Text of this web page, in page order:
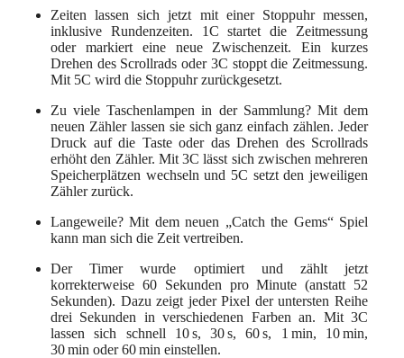
Zeiten lassen sich jetzt mit einer Stoppuhr messen,
inklusive Rundenzeiten. 1C startet die Zeitmessung
oder markiert eine neue Zwischenzeit. Ein kurzes
Drehen des Scrollrads oder 3C stoppt die Zeitmessung.
Mit 5C wird die Stoppuhr zurückgesetzt.
Zu viele Taschenlampen in der Sammlung? Mit dem
neuen Zähler lassen sie sich ganz einfach zählen. Jeder
Druck auf die Taste oder das Drehen des Scrollrads
erhöht den Zähler. Mit 3C lässt sich zwischen mehreren
Speicherplätzen wechseln und 5C setzt den jeweiligen
Zähler zurück.
Langeweile? Mit dem neuen „Catch the Gems“ Spiel
kann man sich die Zeit vertreiben.
Der Timer wurde optimiert und zählt jetzt
korrekterweise 60 Sekunden pro Minute (anstatt 52
Sekunden). Dazu zeigt jeder Pixel der untersten Reihe
drei Sekunden in verschiedenen Farben an. Mit 3C
lassen sich schnell 10 s, 30 s, 60 s, 1 min, 10 min,
30 min oder 60 min einstellen.